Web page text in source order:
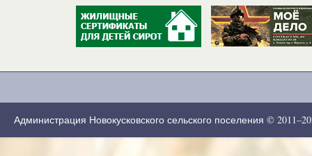
Администрация Новокусковского сельского поселения ©